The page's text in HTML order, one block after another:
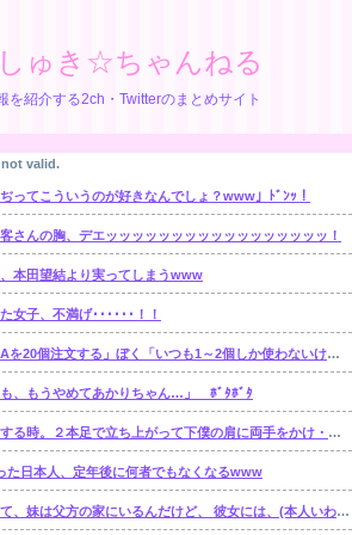
ゅき☆ちゃんねる
を紹介する2ch・Twitterのまとめサイト
not valid.
ってこういうのが好きなんでしょ？www」ﾄﾞﾝｯ！
さんの胸、デエッッッッッッッッッッッッッッッッッ！
、本田望結より実ってしまうwww
女子、不満げ･･････！！
る」ぼく「いつも1～2個しか使わないけど本当に20であってる？」取専「あってる」⇒結果！
も、もうやめてあかりちゃん…」 ﾎﾞﾀﾎﾞﾀ
時。２本足で立ち上がって下僕の肩に両手をかけ・・・【再】
た日本人、定年後に何者でもなくなるwww
方の家にいるんだけど、 彼女には、(本人いわく)霊感があるらしい。【再】